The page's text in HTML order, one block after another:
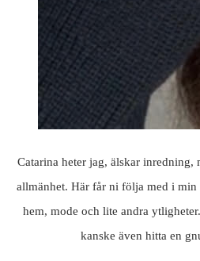
Catarina heter jag, älskar inredning,
allmänhet. Här får ni följa med i
hem, mode och lite andra
kanske även hitta en